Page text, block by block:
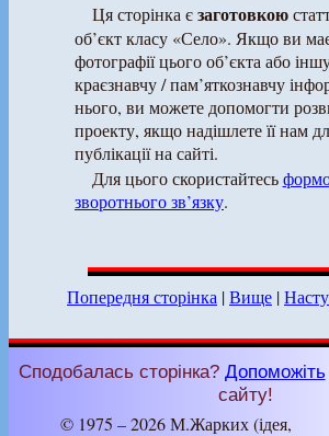
Ця сторінка єзаготовкою
об’єкт класу «Село». Якщо ви
фотографії цього об’єкта або
краєзнавчу / пам’яткознавчу
нього, ви можете допомогти
проекту, якщо надішлете її нам
публікації на сайті.
Для цього скористайтесь
зворотнього зв’язку.
Попередня сторінка |Вище |
Сподобалась сторінка? Допоможіть
сайту!
© 1975 – 2026 М.Жарких (ідея,